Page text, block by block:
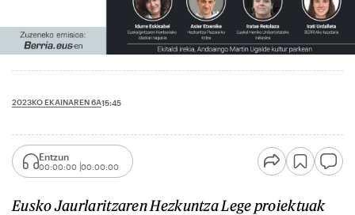
2023KO EKAINAREN 6A15:45
Entzun
00:00:00 00:00:00
Eusko Jaurlaritzaren Hezkuntza Lege proiektuak